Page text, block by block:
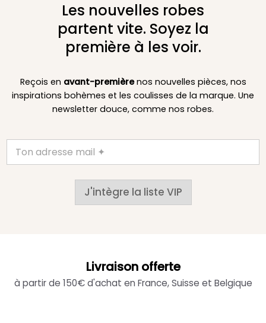
Les nouvelles robes
partent vite. Soyez la
première à les voir.
Reçois en avant-premièrenos nouvelles pièces, nos
inspirations bohèmes et les coulisses de la marque. Une
newsletter douce, comme nos robes.
J'intègre la liste VIP
Livraison offerte
à partir de 150€ d'achat en France, Suisse et Belgique